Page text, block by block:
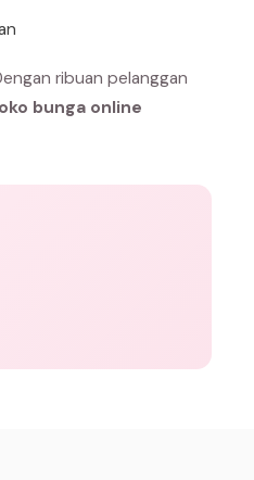
ribuan pelanggan
bunga online